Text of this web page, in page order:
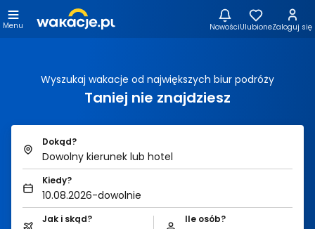
Menu NowościUlubioneZaloguj się
Wyszukaj wakacje od największych biur podróży
Taniej nie znajdziesz
Dokąd?
Dowolny kierunek lub hotel
Kiedy?
10.08.2026-dowolnie
Jak i skąd? Ile osób?